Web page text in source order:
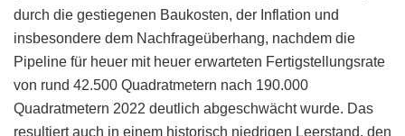
durch die gestiegenen Baukosten, der Inflation und
insbesondere dem Nachfrageüberhang, nachdem die
Pipeline für heuer mit heuer erwarteten Fertigstellungsrate
von rund 42.500 Quadratmetern nach 190.000
Quadratmetern 2022 deutlich abgeschwächt wurde. Das
resultiert auch in einem historisch niedrigen Leerstand, den